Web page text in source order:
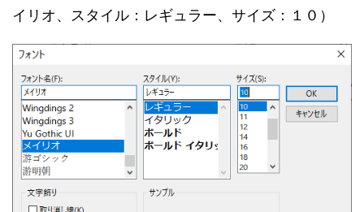
イリオ、スタイル：レギュラー、サイズ：１０）